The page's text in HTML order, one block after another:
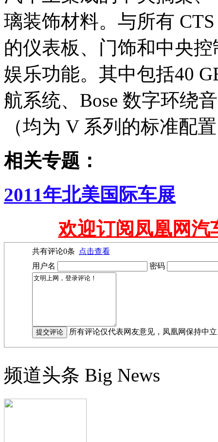
璃装饰材料。与所有
的仪表板、门饰和中央
娱乐功能。其中包括40
航系统、Bose 数字环绕
（均为 V 系列的标准配
相关专题：
2011年北美国际车展
欢迎订阅凤凰网汽
共有评论0条
点击查看
用户名
密码
所有评论仅代表网友意见，凤凰网保持中
频道头条 Big News